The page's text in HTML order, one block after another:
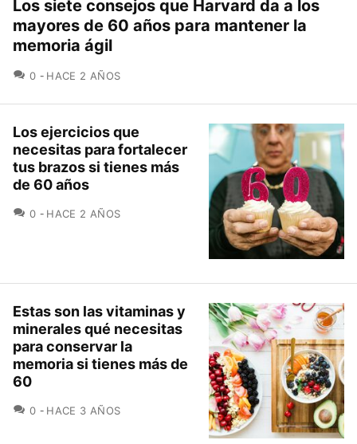
Los siete consejos que Harvard da a los
mayores de 60 años para mantener la
memoria ágil
0 COMENTARIOS
HACE 2 AÑOS
Los ejercicios que
necesitas para fortalecer
tus brazos si tienes más
de 60 años
0 COMENTARIOS
HACE 2 AÑOS
Estas son las vitaminas y
minerales qué necesitas
para conservar la
memoria si tienes más de
60
0 COMENTARIOS
HACE 3 AÑOS